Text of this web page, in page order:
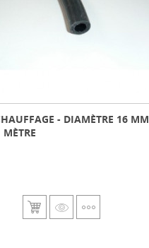
- DIAMÈTRE 16 MM